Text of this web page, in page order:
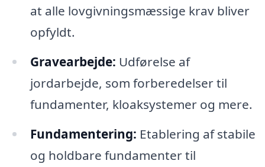
at alle lovgivningsmæssige krav bliver
opfyldt.
Gravearbejde: Udførelse af
jordarbejde, som forberedelser til
fundamenter, kloaksystemer og mere.
Fundamentering: Etablering af stabile
og holdbare fundamenter til